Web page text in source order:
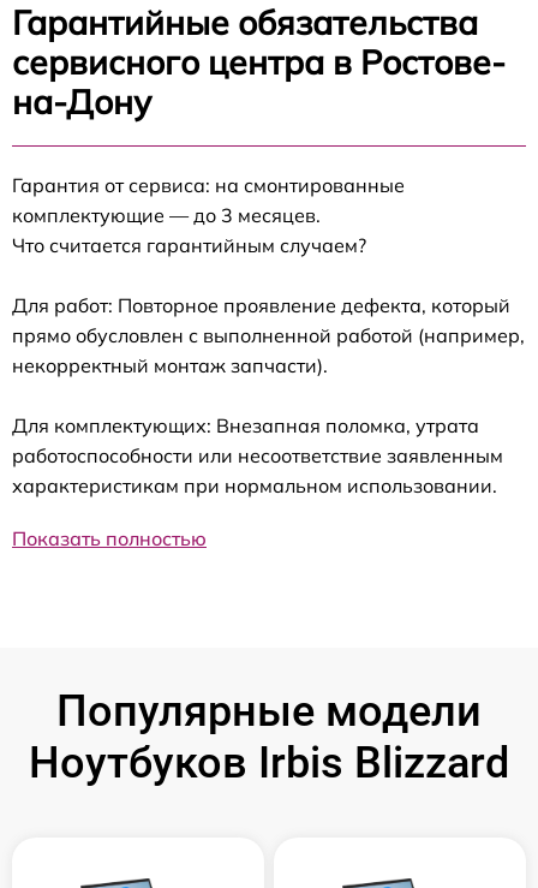
Гарантийные обязательства
сервисного центра в Ростове-
на-Дону
Гарантия от сервиса: на смонтированные
комплектующие — до 3 месяцев.
Что считается гарантийным случаем?
Для работ: Повторное проявление дефекта, который
прямо обусловлен с выполненной работой (например,
некорректный монтаж запчасти).
Для комплектующих: Внезапная поломка, утрата
работоспособности или несоответствие заявленным
характеристикам при нормальном использовании.
Показать полностью
Популярные модели
Ноутбуков Irbis Blizzard